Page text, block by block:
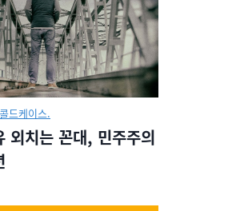
드케이스.
외치는 꼰대, 민주주의